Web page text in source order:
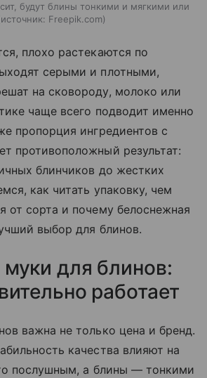
будут блины тонкими и мягкими или
источник: Freepik.com
плохо растекаются по
серыми и плотными,
на сковороду, молоко или
чаще всего подводит именно
пропорция ингредиентов с
противоположный результат:
блинчиков до жестких
как читать упаковку, чем
от сорта и почему белоснежная
выбор для блинов.
для блинов:
работает
важна не только цена и бренд.
качества влияют на
послушным, а блины — тонкими